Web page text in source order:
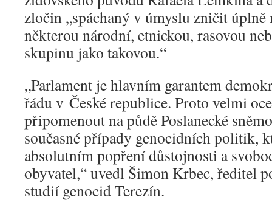
zločin „spáchaný v úmyslu zničit úplně
některou národní, etnickou, rasovou
skupinu jako takovou.“
„Parlament je hlavním garantem
řádu v České republice. Proto velmi
připomenout na půdě Poslanecké
současné případy genocidních politik,
absolutním popření důstojnosti a
obyvatel,“ uvedl Šimon Krbec, ředitel
studií genocid Terezín.